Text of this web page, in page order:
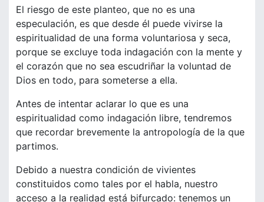
El riesgo de este planteo, que no es una
especulación, es que desde él puede vivirse la
espiritualidad de una forma voluntariosa y seca,
porque se excluye toda indagación con la mente y
el corazón que no sea escudriñar la voluntad de
Dios en todo, para someterse a ella.
Antes de intentar aclarar lo que es una
espiritualidad como indagación libre, tendremos
que recordar brevemente la antropología de la que
partimos.
Debido a nuestra condición de vivientes
constituidos como tales por el habla, nuestro
acceso a la realidad está bifurcado: tenemos un